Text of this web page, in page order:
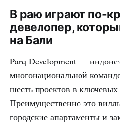
В раю играют по-
девелопер,
на Бали
Parq Development —
многонациональной
шесть проектов в ключевых
Преимущественно это
городские апартаменты и